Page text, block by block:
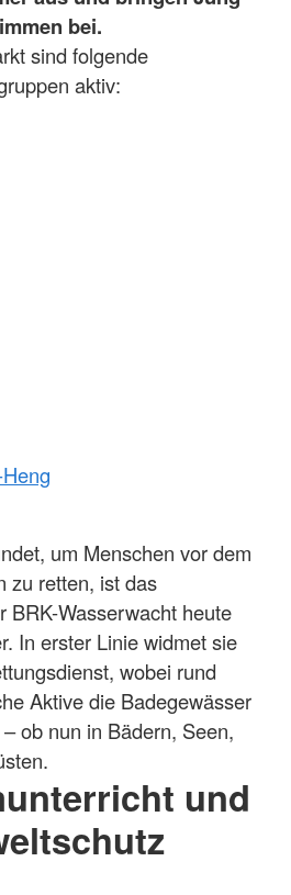
bei.
sind folgende
aktiv:
um Menschen vor dem
zu retten, ist das
BRK-Wasserwacht heute
In erster Linie widmet sie
wobei rund
Aktive die Badegewässer
ob nun in Bädern, Seen,
und